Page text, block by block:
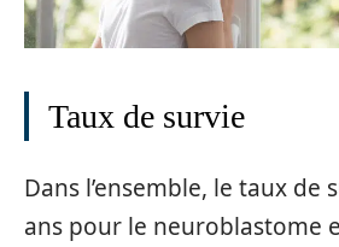
Taux de survie
Dans l’ensemble, le taux de
ans pour le neuroblastome